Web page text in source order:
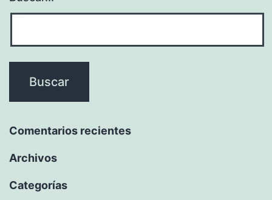
Comentarios recientes
Archivos
Categorías